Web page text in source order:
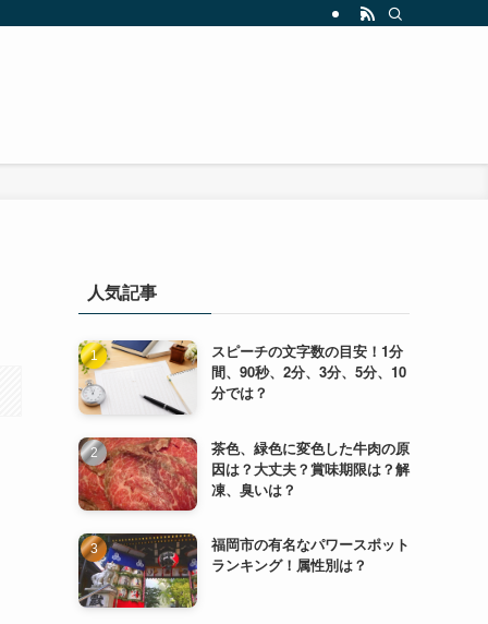
人気記事
スピーチの文字数の目安！1分
間、90秒、2分、3分、5分、10
分では？
茶色、緑色に変色した牛肉の原
因は？大丈夫？賞味期限は？解
凍、臭いは？
福岡市の有名なパワースポット
ランキング！属性別は？